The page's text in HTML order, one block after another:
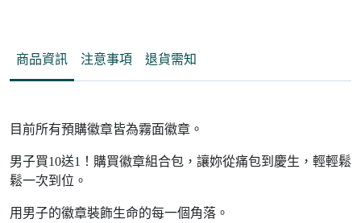
商品資訊 注意事項 退貨需知
目前所有預購徽章皆為霧面徽章。
男子買10送1！購買徽章組合包，讓妳從痛包到慶生，輕輕鬆
鬆一次到位。
用男子的徽章裝飾生命的每一個角落。